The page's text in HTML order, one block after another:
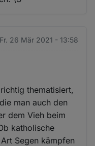
Fr. 26 Mär 2021 - 13:58
thematisiert,
man auch den
dem Vieh beim
katholische
Segen kämpfen